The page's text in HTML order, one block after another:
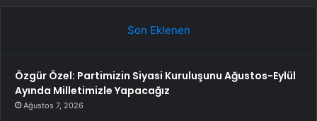
Son Eklenen
Özgür Özel: Partimizin Siyasi Kuruluşunu Ağustos-Eylül
Ayında Milletimizle Yapacağız
Ağustos 7, 2026